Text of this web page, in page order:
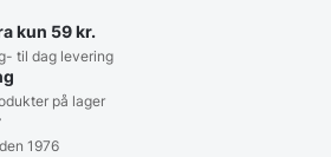
kun 59 kr.
til dag levering
på lager
1976